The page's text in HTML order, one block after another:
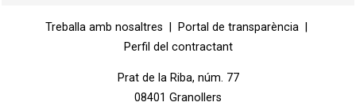
Treballa amb nosaltres
Portal de transparència
Perfil del contractant
Prat de la Riba, núm. 77
08401 Granollers